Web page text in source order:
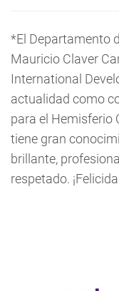
*El Departamento
Mauricio Claver
International
actualidad como
para el Hemisferio
tiene gran
brillante,
respetado.